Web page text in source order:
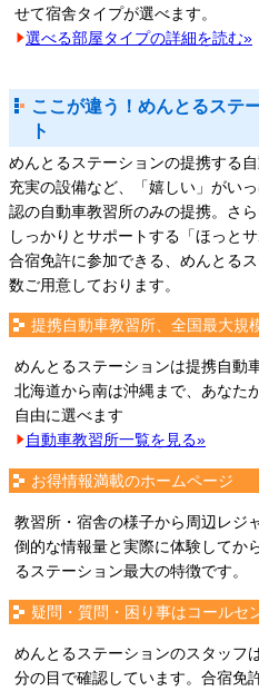
せて宿舎タイプが選べます。
選べる部屋タイプの詳細を読む»
ここが違う！めんとるステ
ト
めんとるステーションの提携する
充実の設備など、「嬉しい」がい
認の自動車教習所のみの提携。さ
しっかりとサポートする「ほっと
合宿免許に参加できる、めんとる
数ご用意しております。
提携自動車教習所、全国最大規
めんとるステーションは提携自動
北海道から南は沖縄まで、あなた
自由に選べます
自動車教習所一覧を見る»
お得情報満載のホームページ
教習所・宿舎の様子から周辺レジ
倒的な情報量と実際に体験してか
るステーション最大の特徴です。
疑問・質問・困り事はコールセ
めんとるステーションのスタッフ
分の目で確認しています。合宿免